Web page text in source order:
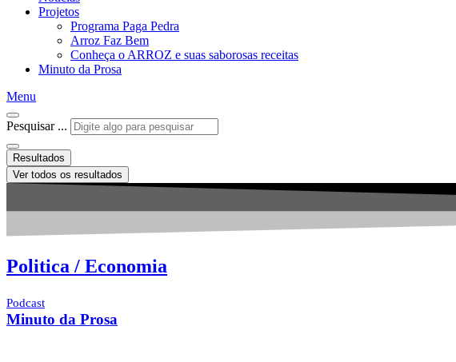
Projetos
Programa Paga Pedra
Arroz Faz Bem
Conheça o ARROZ e suas saborosas receitas
Minuto da Prosa
Menu
Pesquisar ...
Resultados
Ver todos os resultados
Politica / Economia
Podcast
Minuto da Prosa